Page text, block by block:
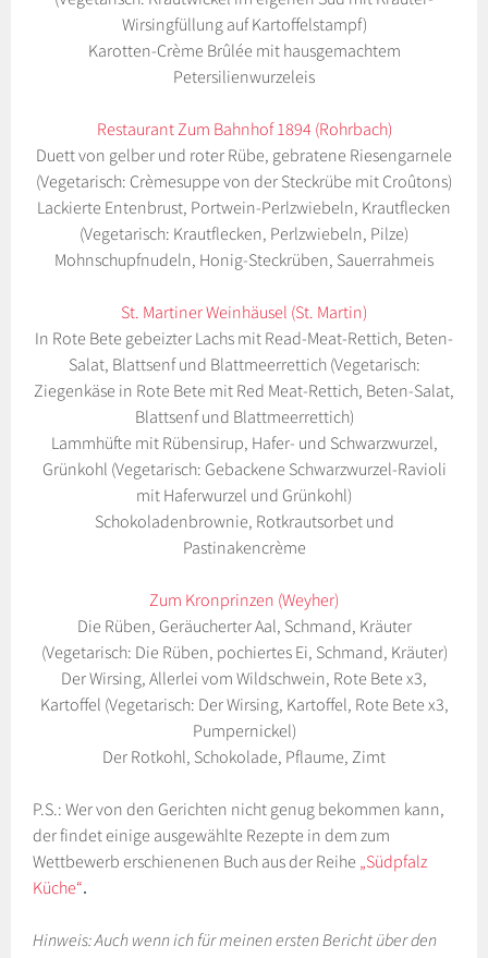
Wirsingfüllung auf Kartoffelstampf)
Karotten-Crème Brûlée mit hausgemachtem
Petersilienwurzeleis
Restaurant Zum Bahnhof 1894 (Rohrbach)
Duett von gelber und roter Rübe, gebratene Riesengarnele
(Vegetarisch: Crèmesuppe von der Steckrübe mit Croûtons)
Lackierte Entenbrust, Portwein-Perlzwiebeln, Krautflecken
(Vegetarisch: Krautflecken, Perlzwiebeln, Pilze)
Mohnschupfnudeln, Honig-Steckrüben, Sauerrahmeis
St. Martiner Weinhäusel (St. Martin)
In Rote Bete gebeizter Lachs mit Read-Meat-Rettich, Beten-
Salat, Blattsenf und Blattmeerrettich (Vegetarisch:
Ziegenkäse in Rote Bete mit Red Meat-Rettich, Beten-Salat,
Blattsenf und Blattmeerrettich)
Lammhüfte mit Rübensirup, Hafer- und Schwarzwurzel,
Grünkohl (Vegetarisch: Gebackene Schwarzwurzel-Ravioli
mit Haferwurzel und Grünkohl)
Schokoladenbrownie, Rotkrautsorbet und
Pastinakencrème
Zum Kronprinzen (Weyher)
Die Rüben, Geräucherter Aal, Schmand, Kräuter
(Vegetarisch: Die Rüben, pochiertes Ei, Schmand, Kräuter)
Der Wirsing, Allerlei vom Wildschwein, Rote Bete x3,
Kartoffel (Vegetarisch: Der Wirsing, Kartoffel, Rote Bete x3,
Pumpernickel)
Der Rotkohl, Schokolade, Pflaume, Zimt
P.S.: Wer von den Gerichten nicht genug bekommen kann,
der findet einige ausgewählte Rezepte in dem zum
Wettbewerb erschienenen Buch aus der Reihe „Südpfalz
Küche“.
Hinweis: Auch wenn ich für meinen ersten Bericht über den